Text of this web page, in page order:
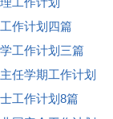
作计划四篇
工作计划三篇
任学期工作计划
士工作计划8篇